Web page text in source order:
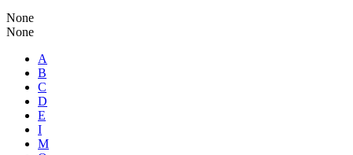
None
None
A
B
C
D
E
I
M